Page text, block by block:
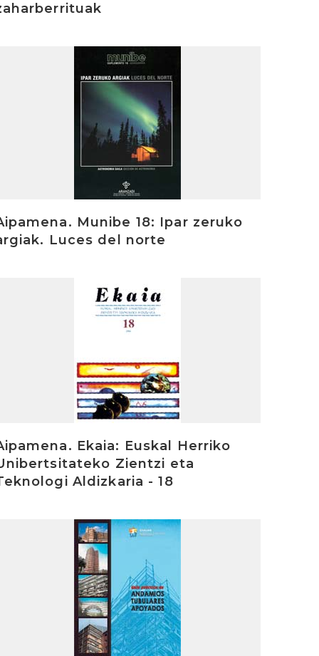
Munibe 18: Ipar zeruko
Luces del norte
Ekaia: Euskal Herriko
Zientzi eta
Aldizkaria - 18